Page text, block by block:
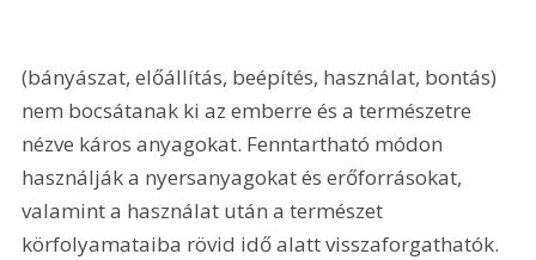
(bányászat, előállítás, beépítés, használat, bontás)
nem bocsátanak ki az emberre és a természetre
nézve káros anyagokat. Fenntartható módon
használják a nyersanyagokat és erőforrásokat,
valamint a használat után a természet
körfolyamataiba rövid idő alatt visszaforgathatók.